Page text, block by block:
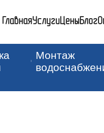
ГлавнаяУслугиЦеныБлог
Монтаж